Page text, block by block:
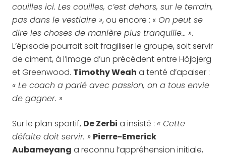
couilles ici. Les couilles, c’est dehors, sur le terrain,
pas dans le vestiaire », ou encore : « On peut se
dire les choses de manière plus tranquille… ».
L’épisode pourrait soit fragiliser le groupe, soit servir
de ciment, à l’image d’un précédent entre Höjbjerg
et Greenwood. Timothy Weah a tenté d’apaiser :
« Le coach a parlé avec passion, on a tous envie
de gagner. »
Sur le plan sportif, De Zerbi a insisté : « Cette
défaite doit servir. » Pierre-Emerick
Aubameyang a reconnu l’appréhension initiale,